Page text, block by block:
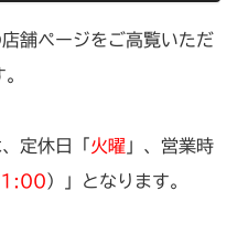
店舗ページをご高覧いただ
定休日「 火曜 」、営業時
）」となります。